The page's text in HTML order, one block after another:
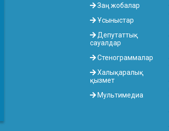
Заң жобалар
Ұсыныстар
Депутаттық
сауалдар
Стенограммалар
Халықаралық
қызмет
Мультимедиа